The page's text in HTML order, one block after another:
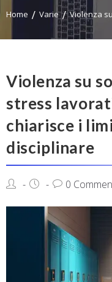
Home Varie Violenza
Violenza su
stress
chiarisce i
disciplinare
0